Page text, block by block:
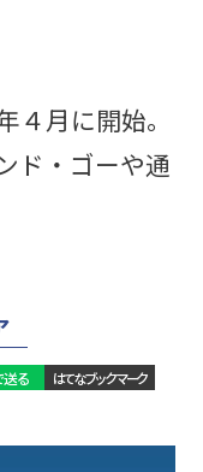
月に開始。
ド・ゴーや通
送る はてなブックマーク